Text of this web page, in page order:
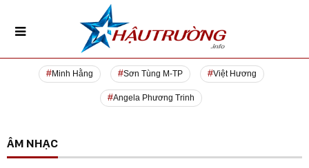
Minh Hằng Sơn Tùng M-TP Việt Hương
Angela Phương Trinh
ÂM NHẠC